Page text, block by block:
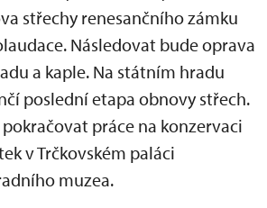
střechy renesančního zámku
Následovat bude oprava
a kaple. Na státním hradu
poslední etapa obnovy střech.
práce na konzervaci
v Trčkovském paláci
muzea.